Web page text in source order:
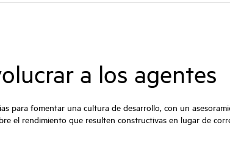
a los agentes
para fomentar una cultura de desarrollo, con un
el rendimiento que resulten constructivas en lugar de